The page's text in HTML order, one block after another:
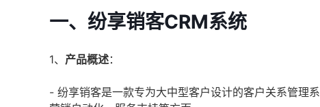
一、纷享销客CRM系统
1、 产品概述：
- 纷享销客是一款专为大中型客户设计的客户关系管理